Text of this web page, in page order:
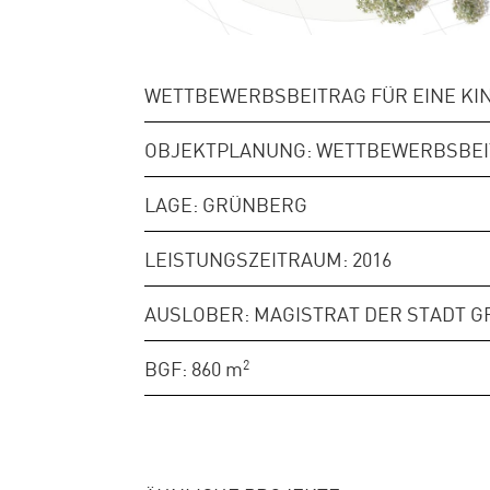
WETTBEWERBSBEITRAG FÜR EINE
OBJEKTPLANUNG:
LAGE: GRÜNBERG
LEISTUNGSZEITRAUM: 2016
AUSLOBER: MAGISTRAT DER STADT
BGF: 860m2